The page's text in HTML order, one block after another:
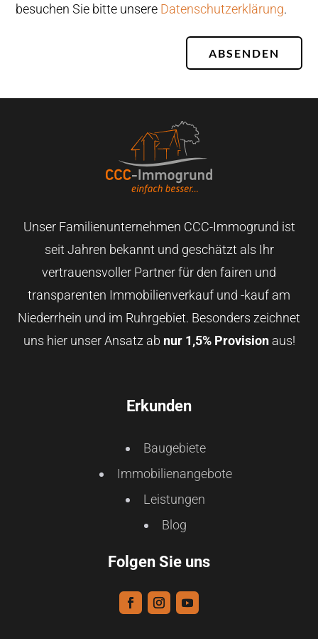
besuchen Sie bitte unsere Datenschutzerklärung.
ABSENDEN
Unser Familienunternehmen CCC-Immogrund ist
seit Jahren bekannt und geschätzt als Ihr
vertrauensvoller Partner für den fairen und
transparenten Immobilienverkauf und -kauf am
Niederrhein und im Ruhrgebiet. Besonders zeichnet
uns hier unser Ansatz ab nur 1,5% Provisionaus!
Erkunden
Baugebiete
Immobilienangebote
Leistungen
Blog
Folgen Sie uns